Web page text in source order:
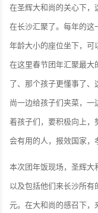
在圣辉大和尚的关心下
在长沙汇聚了。每年的
年龄大小的座位坐下，
在这里春节团年汇聚最
了、那个孩子更懂事了
尚一边给孩子们夹菜，
着孩子们，要积极向上
会有用的人，报效国家，
本次团年饭现场，圣辉大
以及包括他们来长沙所
元。在大和尚的感召下